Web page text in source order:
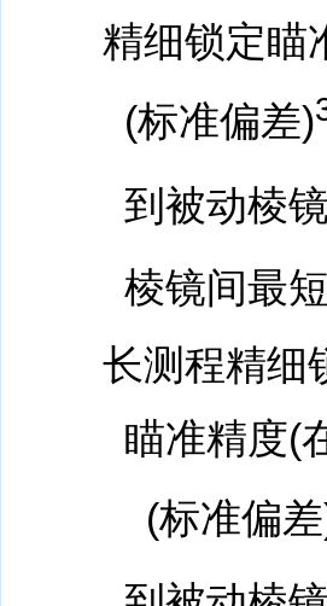
精细锁定瞄
(标准偏差)
到被动棱
棱镜间最
长测程精细
瞄准精度(
(标准偏